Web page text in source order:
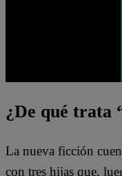
¿De qué trata
La nueva ficción
con tres hijas que,